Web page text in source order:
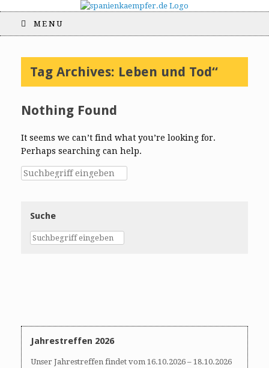
MENU
Tag Archives: Leben und Tod“
Nothing Found
It seems we can’t find what you’re looking for.
Perhaps searching can help.
Suche
Jahrestreffen 2026
Unser Jahrestreffen findet vom 16.10.2026 – 18.10.2026